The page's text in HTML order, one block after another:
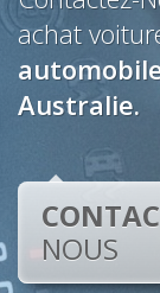
achat
automobile
Australie.
NOUS